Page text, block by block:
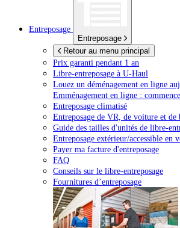
Entreposage
Entreposage
Retour au menu principal
Prix garanti pendant 1 an
Libre-entreposage à U-Haul
Louez un déménagement en ligne
Emménagement en ligne :
Entreposage climatisé
Entreposage de VR, de voiture et de
Guide des tailles d'unités de libre-
Entreposage extérieur/accessible en
Payer ma facture d'entreposage
FAQ
Conseils sur le libre-entreposage
Fournitures d’entreposage